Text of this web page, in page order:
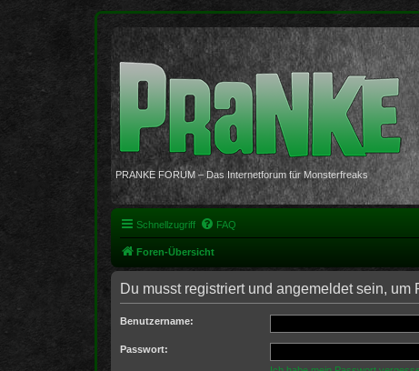
PRANKE FORUM – Das Internetforum für Monsterfreaks
Schnellzugriff FAQ
Foren-Übersicht
Du musst registriert und angemeldet sein, um
Benutzername:
Passwort: